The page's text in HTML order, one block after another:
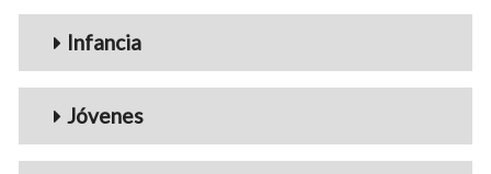
Infancia
Jóvenes